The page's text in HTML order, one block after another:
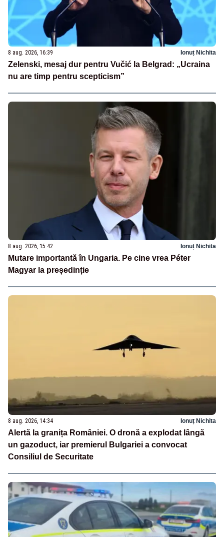
8 aug. 2026, 16:39 Ionuț Nichita
Zelenski, mesaj dur pentru Vučić la Belgrad: „Ucraina
nu are timp pentru scepticism”
8 aug. 2026, 15:42 Ionuț Nichita
Mutare importantă în Ungaria. Pe cine vrea Péter
Magyar la președinție
8 aug. 2026, 14:34 Ionuț Nichita
Alertă la granița României. O dronă a explodat lângă
un gazoduct, iar premierul Bulgariei a convocat
Consiliul de Securitate